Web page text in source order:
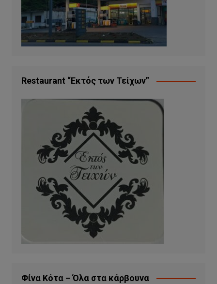
Restaurant “Εκτός των Τείχων”
Φίνα Κότα – Όλα στα κάρβουνα